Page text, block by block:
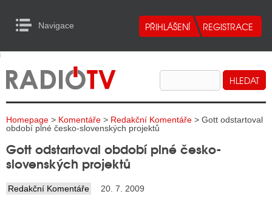
Navigace
RADIA
TELEVIZE
INTERNET
TISK
RADIA
to Content
Homepage > Komentáře > Redakční Komentáře > Gott odstartoval
období plné česko-slovenských projektů
Gott odstartoval období plné česko-
slovenských projektů
Redakční Komentáře 20. 7. 2009